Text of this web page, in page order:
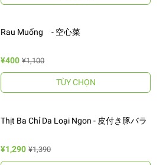
Rau Muống - 空心菜
¥400 ¥1,100
TÙY CHỌN
Thịt Ba Chỉ Da Loại Ngon - 皮付き豚バラ
¥1,290 ¥1,390